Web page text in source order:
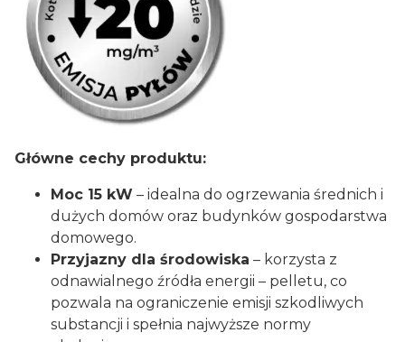
Główne cechy produktu:
Moc 15 kW – idealna do ogrzewania średnich i
dużych domów oraz budynków gospodarstwa
domowego.
Przyjazny dla środowiska – korzysta z
odnawialnego źródła energii – pelletu, co
pozwala na ograniczenie emisji szkodliwych
substancji i spełnia najwyższe normy